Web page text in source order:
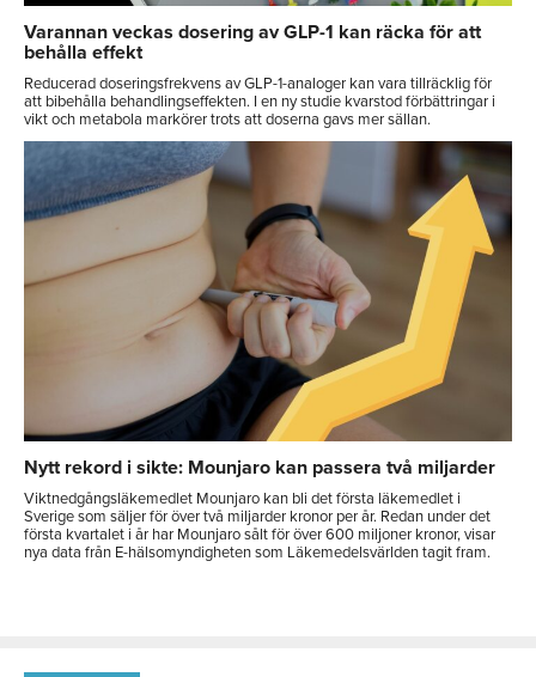
Varannan veckas dosering av GLP-1 kan räcka för att
behålla effekt
Reducerad doseringsfrekvens av GLP-1-analoger kan vara tillräcklig för
att bibehålla behandlingseffekten. I en ny studie kvarstod förbättringar i
vikt och metabola markörer trots att doserna gavs mer sällan.
Nytt rekord i sikte: Mounjaro kan passera två miljarder
Viktnedgångsläkemedlet Mounjaro kan bli det första läkemedlet i
Sverige som säljer för över två miljarder kronor per år. Redan under det
första kvartalet i år har Mounjaro sålt för över 600 miljoner kronor, visar
nya data från E-hälsomyndigheten som Läkemedelsvärlden tagit fram.